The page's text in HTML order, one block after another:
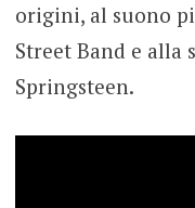
origini, al suono
Street Band e
Springsteen.